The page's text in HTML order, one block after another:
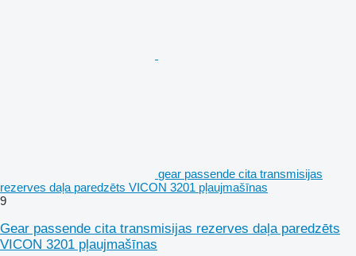
gear passende cita transmisijas
rezerves daļa paredzēts VICON 3201 pļaujmašīnas
9
Gear passende cita transmisijas rezerves daļa paredzēts
VICON 3201 pļaujmašīnas